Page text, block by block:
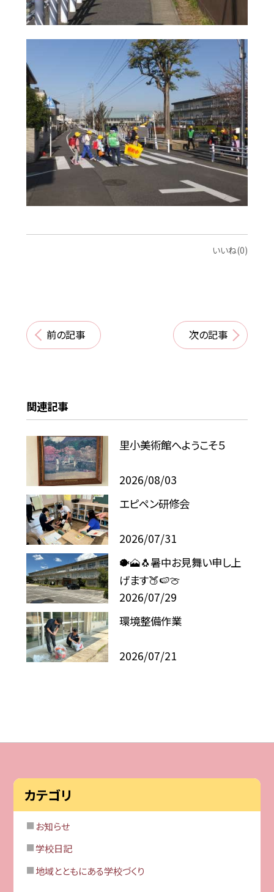
いいね(0)
前の記事 次の記事
関連記事
里小美術館へようこそ５
2026/08/03
エピペン研修会
2026/07/31
🐡🗻🐧暑中お見舞い申し上
げます🍑🍉🍈
2026/07/29
環境整備作業
2026/07/21
カテゴリ
お知らせ
学校日記
地域とともにある学校づくり